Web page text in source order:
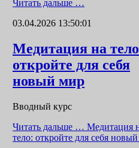
Читать дальше …
03.04.2026 13:50:01
Медитация на
откройте для себя
новый мир
Вводный курс
Читать дальше … Медитация
тело: откройте для себя